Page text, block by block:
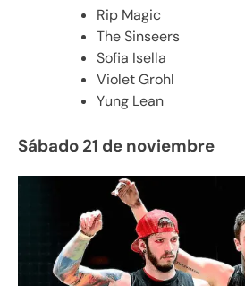
Rip Magic
The Sinseers
Sofia Isella
Violet Grohl
Yung Lean
Sábado 21 de noviembre